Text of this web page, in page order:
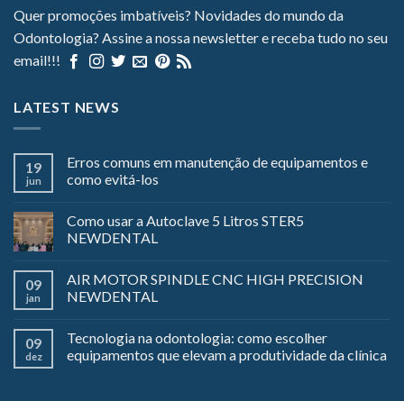
Quer promoções imbatíveis? Novidades do mundo da
Odontologia? Assine a nossa newsletter e receba tudo no seu
email!!!
LATEST NEWS
19
jun
Erros comuns em manutenção de equipamentos e
como evitá-los
Como usar a Autoclave 5 Litros STER5
NEWDENTAL
09
jan
AIR MOTOR SPINDLE CNC HIGH PRECISION
NEWDENTAL
09
dez
Tecnologia na odontologia: como escolher
equipamentos que elevam a produtividade da clínica